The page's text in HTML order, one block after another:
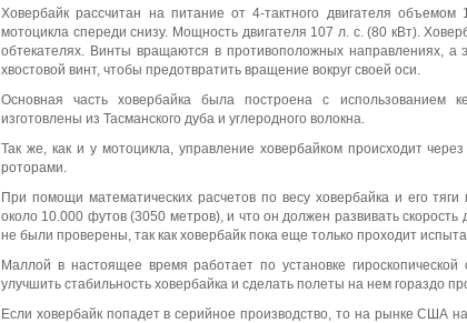
Ховербайк рассчитан на питание от 4-тактного двигателя
мотоцикла спереди снизу. Мощность двигателя 107 л. с. (80 кВт).
обтекателях. Винты вращаются в противоположных направлениях, а
хвостовой винт, чтобы предотвратить вращение вокруг своей оси.
Основная часть ховербайка была построена с использованием
изготовлены из Тасманского дуба и углеродного волокна.
Так же, как и у мотоцикла, управление ховербайком происходит
роторами.
При помощи математических расчетов по весу ховербайка и его
около 10.000 футов (3050 метров), и что он должен развивать
не были проверены, так как ховербайк пока еще только проходит
Маллой в настоящее время работает по установке
улучшить стабильность ховербайка и сделать полеты на нем гораздо
Если ховербайк попадет в серийное производство, то на рынке США